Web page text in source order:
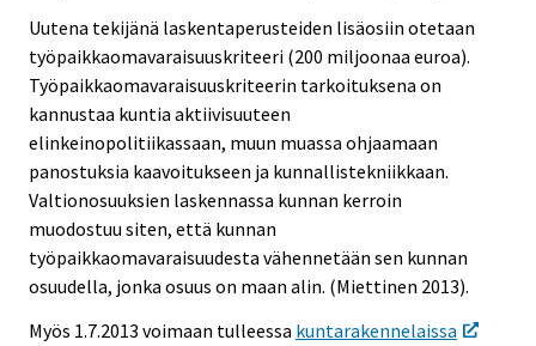
Uutena tekijänä laskentaperusteiden lisäosiin otetaan
työpaikkaomavaraisuuskriteeri (200 miljoonaa euroa).
Työpaikkaomavaraisuuskriteerin tarkoituksena on
kannustaa kuntia aktiivisuuteen
elinkeinopolitiikassaan, muun muassa ohjaamaan
panostuksia kaavoitukseen ja kunnallistekniikkaan.
Valtionosuuksien laskennassa kunnan kerroin
muodostuu siten, että kunnan
työpaikkaomavaraisuudesta vähennetään sen kunnan
osuudella, jonka osuus on maan alin. (Miettinen 2013).
Myös 1.7.2013 voimaan tulleessa kuntarakennelaissa